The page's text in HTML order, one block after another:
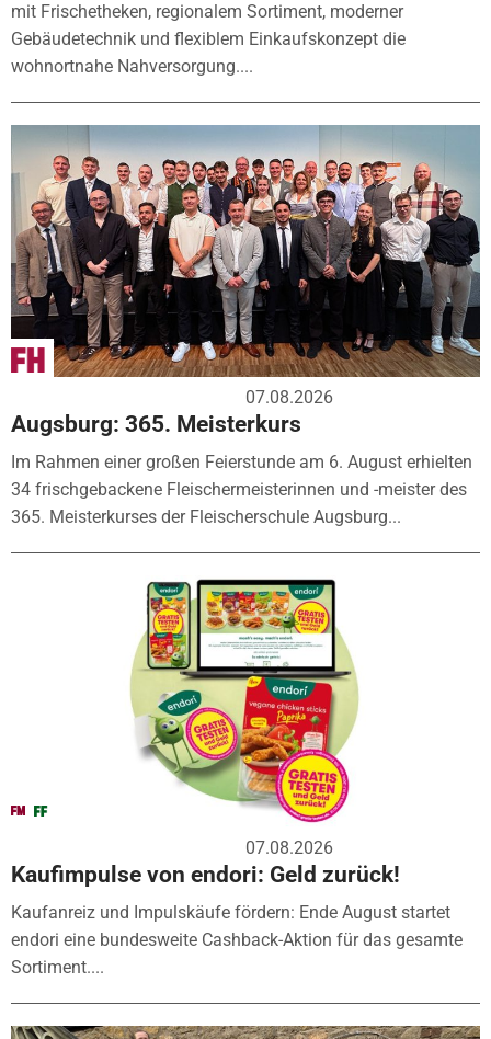
mit Frischetheken, regionalem Sortiment, moderner
Gebäudetechnik und flexiblem Einkaufskonzept die
wohnortnahe Nahversorgung....
07.08.2026
Augsburg: 365. Meisterkurs
Im Rahmen einer großen Feierstunde am 6. August erhielten
34 frischgebackene Fleischermeisterinnen und -meister des
365. Meisterkurses der Fleischerschule Augsburg...
07.08.2026
Kaufimpulse von endori: Geld zurück!
Kaufanreiz und Impulskäufe fördern: Ende August startet
endori eine bundesweite Cashback-Aktion für das gesamte
Sortiment....